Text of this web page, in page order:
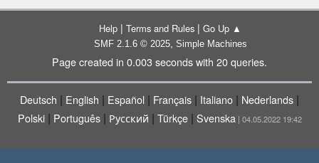
Help | Terms and Rules | Go Up ▲
SMF 2.1.6 © 2025, Simple Machines
Page created in 0.003 seconds with 20 queries.
Deutsch | English | Español | Français | Italiano | Nederlands |
Polski| Português| Русский | Türkçe| Svenska | 04.05.2022 19:42